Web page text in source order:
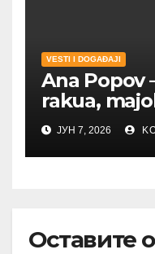
VESTI I DOGAĐAJI
Ana Popov
rakua,
ЈУН 7, 2026
Оставите